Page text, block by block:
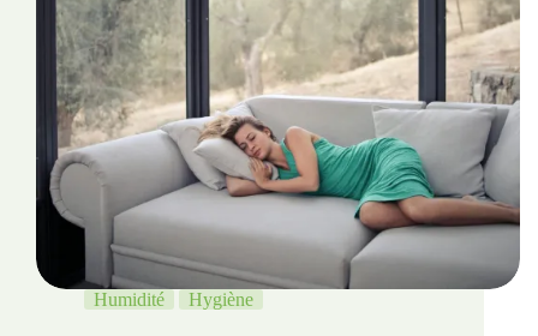
Humidité Hygiène